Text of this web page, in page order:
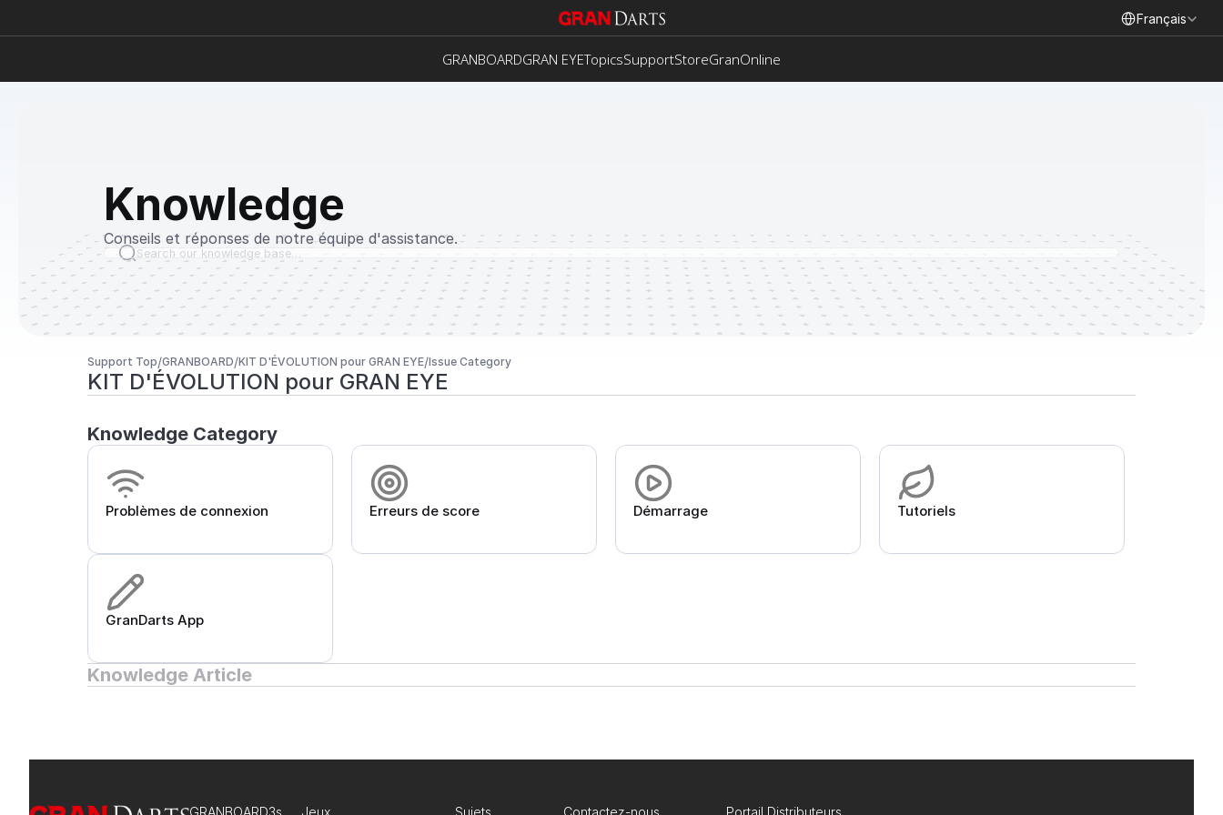
Français
GRANBOARDGRAN EYETopicsSupportStoreGranOnline
Knowledge
Conseils et réponses de notre équipe d'assistance.
Search our knowledge base…
Support Top/GRANBOARD/KIT D'ÉVOLUTION pour GRAN EYE/Issue Category
KIT D'ÉVOLUTION pour GRAN EYE
Knowledge Category
Problèmes de connexion
GranDarts App
Erreurs de score Démarrage Tutoriels
Knowledge Article
GRANBOARD3s Jeux Sujets Contactez-nous Portail Distributeurs